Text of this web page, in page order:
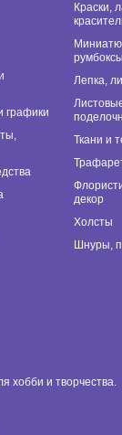
графики
Краски,
Лепка,
Ткани и
декор
Холсты
Шнуры,
хобби и творчества.